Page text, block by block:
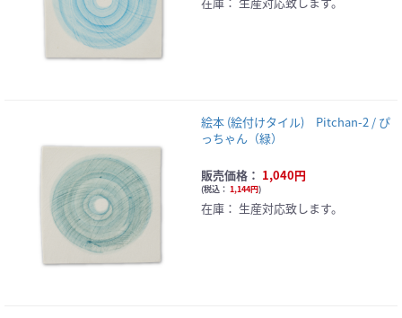
絵本 (絵付けタイル) Pitchan-2 / ぴ
っちゃん（緑）
販売価格： 1,040円
(税込： 1,144円)
在庫： 生産対応致します。